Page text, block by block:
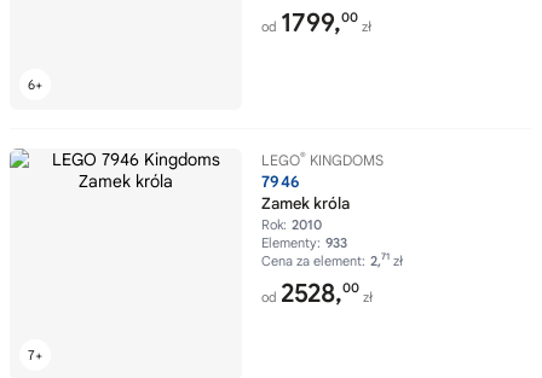
od 1799,00
zł
LEGO® KINGDOMS
7946
Zamek króla
Rok: 2010
Elementy: 933
Cena za element: 2,71 zł
od 2528,00
zł